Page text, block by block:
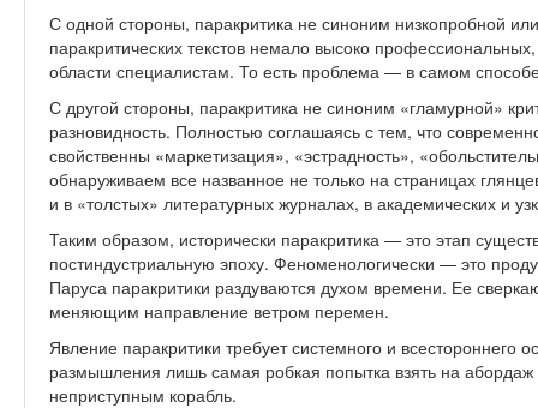
С одной стороны, паракритика не синоним низкопробной
паракритических текстов немало высоко
области специалистам. То есть проблема — в самом
С другой стороны, паракритика не синоним «гламурной»
разновидность. Полностью соглашаясь с тем, что
свойственны «маркетизация», «эстрадность»,
обнаруживаем все названное не только на страницах
и в «толстых» литературных журналах, в академических и
Таким образом, исторически паракритика — это этап
постиндустриальную эпоху. Феноменологически — это
Паруса паракритики раздуваются духом времени. Ее
меняющим направление ветром перемен.
Явление паракритики требует системного и
размышления лишь самая робкая попытка взять на
неприступным корабль.